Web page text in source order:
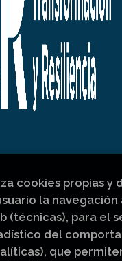
cookies propias y
la navegación
(técnicas), para el
del
que